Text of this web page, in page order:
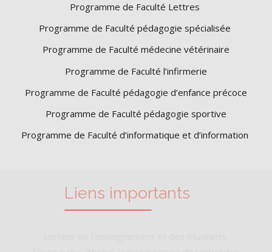
Programme de Faculté Lettres
Programme de Faculté pédagogie spécialisée
Programme de Faculté médecine vétérinaire
Programme de Faculté l’infirmerie
Programme de Faculté pédagogie d’enfance précoce
Programme de Faculté pédagogie sportive
Programme de Faculté d’informatique et d’information
Liens importants